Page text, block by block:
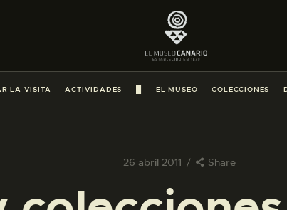
LA VISITA ACTIVIDADES EL MUSEO COLECCIONES
26 abril 2011 Share
PREPARAR LA VISITA
ACTIVIDADES
█
COLECCIONES